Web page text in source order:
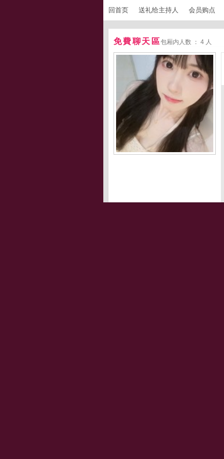
回首页 送礼给主持人 会员购点
免費聊天區包厢内人数 ： 4 人